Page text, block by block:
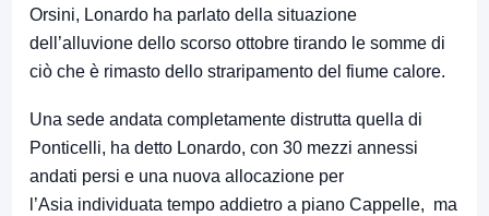
Orsini, Lonardo ha parlato della situazione
dell’alluvione dello scorso ottobre tirando le somme di
ciò che è rimasto dello straripamento del fiume calore.
Una sede andata completamente distrutta quella di
Ponticelli, ha detto Lonardo, con 30 mezzi annessi
andati persi e una nuova allocazione per
l’Asia individuata tempo addietro a piano Cappelle, ma